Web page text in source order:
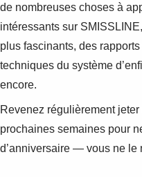
de nombreuses choses à
intéressants sur
plus fascinants, des
techniques du système
encore.
Revenez régulièrement
prochaines semaines pour
d’anniversaire — vous ne le